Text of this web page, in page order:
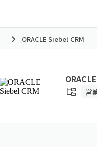
ORACLE Siebel CRM
営